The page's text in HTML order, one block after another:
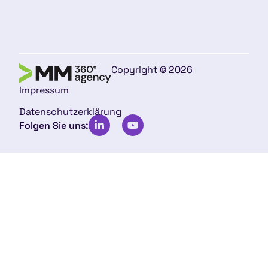
Copyright © 2026
Impressum
Datenschutzerklärung
Folgen Sie uns: